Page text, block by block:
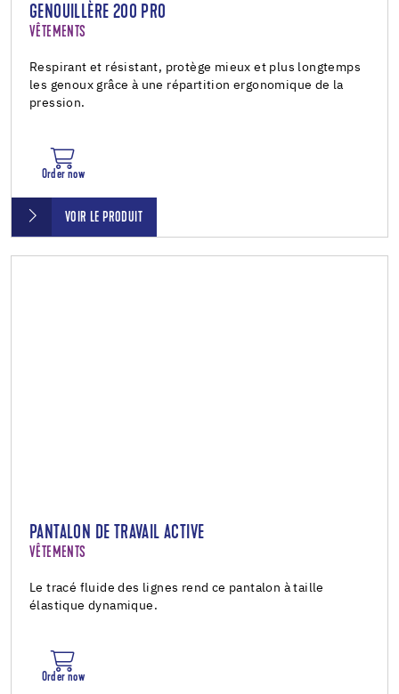
GENOUILLÈRE 200 PRO
VÊTEMENTS
Respirant et résistant, protège mieux et plus longtemps
les genoux grâce à une répartition ergonomique de la
pression.
Order now
VOIR LE PRODUIT
PANTALON DE TRAVAIL ACTIVE
VÊTEMENTS
Le tracé fluide des lignes rend ce pantalon à taille
élastique dynamique.
Order now